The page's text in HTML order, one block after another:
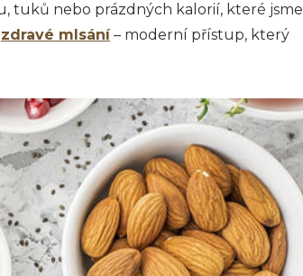
tuků nebo prázdných kalorií, které jsme
zdravé mlsání– moderní přístup, který